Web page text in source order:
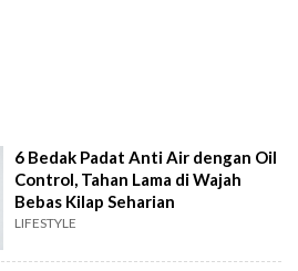
6 Bedak Padat Anti Air dengan Oil
Control, Tahan Lama di Wajah
Bebas Kilap Seharian
LIFESTYLE